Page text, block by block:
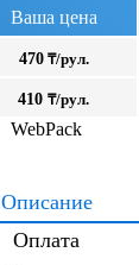
Ваша цена
470₸/рул.
410 ₸/рул.
WebPack
Описание
Оплата